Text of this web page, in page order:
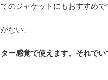
のジャケットにもおすすめで
ない」
ー感覚で使えます。それで